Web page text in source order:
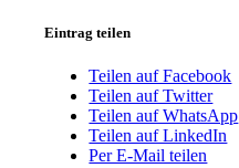
Eintrag teilen
Teilen auf Facebook
Teilen auf Twitter
Teilen auf WhatsApp
Teilen auf LinkedIn
Per E-Mail teilen